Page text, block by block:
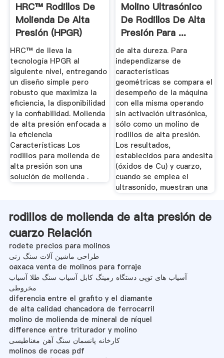
HRC™ Rodillos De
Molienda De Alta
Presión (HPGR)
HRC™ de lleva la
tecnología HPGR al
siguiente nivel, entregando
un diseño simple pero
robusto que maximiza la
eficiencia, la disponibilidad
y la confiabilidad. Molienda
de alta presión enfocada a
la eficiencia
Características Los
rodillos para molienda de
alta presión son una
solución de molienda .
Molino Ultrasónico
De Rodillos De Alta
Presión Para ...
de alta dureza. Para
independizarse de
características
geométricas se compara el
desempeño de la máquina
con ella misma operando
sin activación ultrasónica,
sólo como un molino de
rodillos de alta presión.
Los resultados,
establecidos para andesita
(óxidos de Cu) y cuarzo,
cuando se emplea el
ultrasonido, muestran una
rodillos de molienda de alta presión de
cuarzo Relación
rodete precios para molinos
طراحی ماشین آلات سنگ زنی
oaxaca venta de molinos para forraje
آسیاب های توپی دستگاه رمینگ کابل آسیاب سنگ طلا آسیاب
مخروطی
diferencia entre el grafito y el diamante
de alta calidad chancadora de ferrocarril
molino de molienda de mineral de níquel
difference entre triturador y molino
کارخانه پانسمان سنگ آهن مغناطیسی
molinos de rocas pdf